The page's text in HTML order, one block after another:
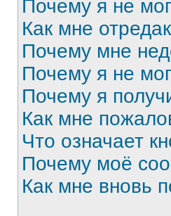
Почему я не
Как мне
Почему мне
Почему я не
Почему я
Как мне
Что означает
Почему моё
Как мне вновь